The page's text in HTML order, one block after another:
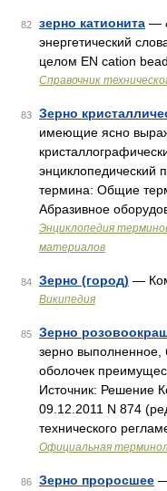
82 зерно катионита —
энергетический
целом EN cation
Справочник
83 Зерно
имеющие ясно
энциклопедический
термина: Общие
Абразивное
Энциклопедия
материалов
84 Зерно (город) —
Википедия
85 Зерно
зерно выполненное,
оболочек
Источник: Решение
09.12.2011 N 874
технического
Официальная
86 Зерно проросшее